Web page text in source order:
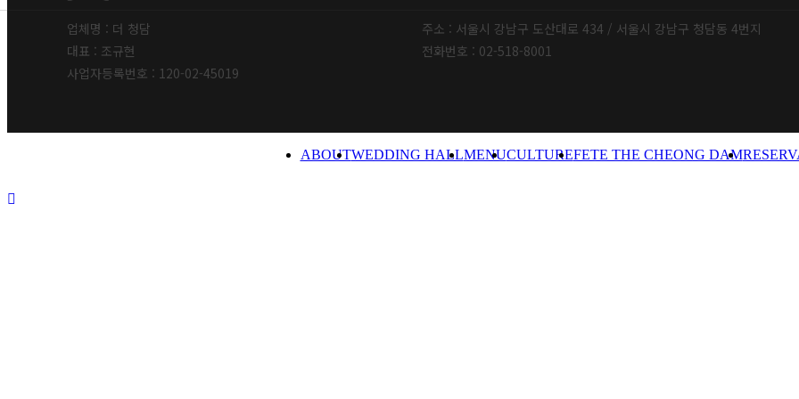
업체명 : 더 청담
대표 : 조규현
사업자등록번호 : 120-02-45019
주소 : 서울시 강남구 도산대로 434 / 서울시 강남구 청담동 4번지
전화번호 : 02-518-8001
ABOUTWEDDING HALLMENUCULTUREFETE THE CHEONG DAM